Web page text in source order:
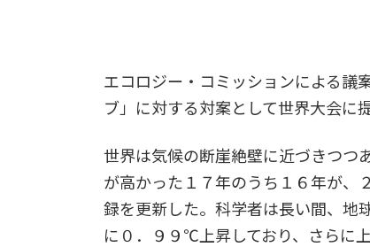
エコロジー・コミッションによる議
ブ」に対する対案として世界大会に
世界は気候の断崖絶壁に近づきつつ
が高かった１７年のうち１６年が、
録を更新した。科学者は長い間、
に０．９９℃上昇しており、さらに